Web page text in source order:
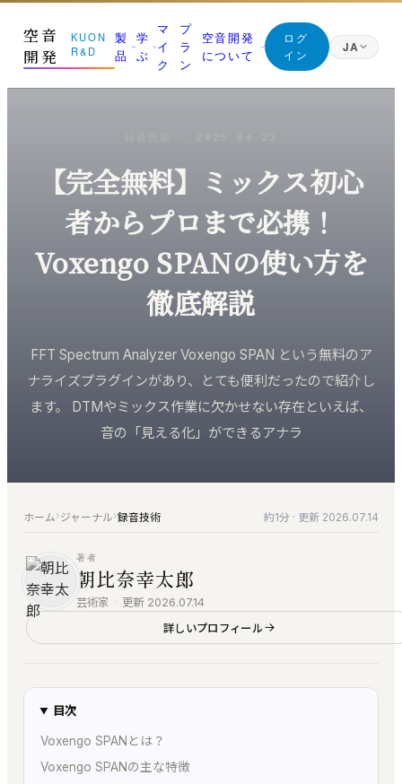
空音
開発
KUON
R&D
製
品
部屋を知る｜ROOM CAPTURE・KUON STAGE・
その日を捉える｜P-86S・KUON DAW・KUON
DAR・LESSON RECORDER
03 整える
最良の一本にする｜MONTAGE・MAXIMIZER・
未来へ届ける｜Vault・DDP PLAYER・ARTWORK・
すべての製品
音楽家のための、洗練されたツール群
KUON NOTE
KUON DAW
ブラウザ DAW｜録音・編集・ミックス
KUON DAR
KUON DAR 3D
ADM/BW64
学
ぶ
空音開発が持っている知識は、すべてここに。無料
最新の記事
新着と、書き直した記事を新しい順に
録音技術
マイクの立て方と楽器別の録り方
録音機材
マイク・レコーダー・インターフェース
仕上げ
編集・マスタリング・DAW・自動化
音響工学
KUON AI
読んでも分からないことは、聞いてください。音楽
は生成しません
ンドマップ
アナログ
オープンリール・レストア・レコード
マ
イ
ク
プ
ラ
ン
空音開発
について
なぜ空音開発を作るのか
創業者
朝比奈幸太郎
世界初の技術
ブラウザだけで完結することを、世界で初めて実現
した技術
KUON の仕組み
みなさんの声
バグ報告・改善案 (ログイン不要)
お問い合わせ
ご質問・ご相談はこちらから
ログ
イン
JA
English
Deutsch
German
繁體中文
Traditional Chinese
【完全無料】ミックス初心
者からプロまで必携！
Voxengo SPANの使い方を
徹底解説
FFT Spectrum Analyzer Voxengo SPAN という無料のア
ナライズプラグインがあり、とても便利だったので紹介し
ます。 DTMやミックス作業に欠かせない存在といえば、
音の「見える化」ができるアナラ
ホーム›ジャーナル›録音技術 約1分 · 更新 2026.07.14
著者
朝比奈幸太郎
芸術家 · 更新 2026.07.14
詳しいプロフィール
目次
Voxengo SPANとは？
Voxengo SPANの主な特徴